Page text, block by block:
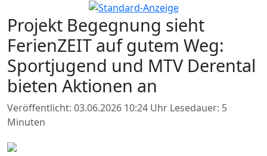
Projekt Begegnung sieht
FerienZEIT auf gutem Weg:
Sportjugend und MTV Derental
bieten Aktionen an
Veröffentlicht: 03.06.2026 10:24 Uhr Lesedauer: 5
Minuten